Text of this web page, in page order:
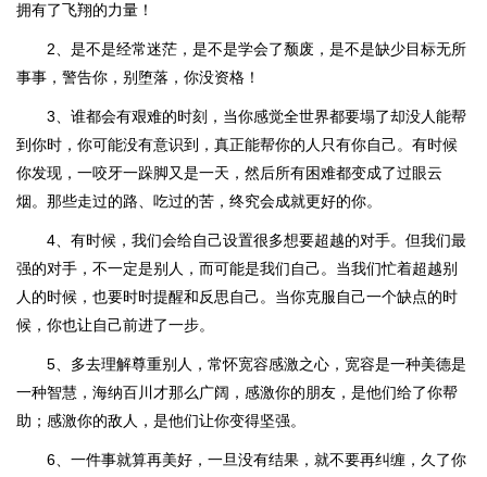
拥有了飞翔的力量！
2、是不是经常迷茫，是不是学会了颓废，是不是缺少目标无所
事事，警告你，别堕落，你没资格！
3、谁都会有艰难的时刻，当你感觉全世界都要塌了却没人能帮
到你时，你可能没有意识到，真正能帮你的人只有你自己。有时候
你发现，一咬牙一跺脚又是一天，然后所有困难都变成了过眼云
烟。那些走过的路、吃过的苦，终究会成就更好的你。
4、有时候，我们会给自己设置很多想要超越的对手。但我们最
强的对手，不一定是别人，而可能是我们自己。当我们忙着超越别
人的时候，也要时时提醒和反思自己。当你克服自己一个缺点的时
候，你也让自己前进了一步。
5、多去理解尊重别人，常怀宽容感激之心，宽容是一种美德是
一种智慧，海纳百川才那么广阔，感激你的朋友，是他们给了你帮
助；感激你的敌人，是他们让你变得坚强。
6、一件事就算再美好，一旦没有结果，就不要再纠缠，久了你